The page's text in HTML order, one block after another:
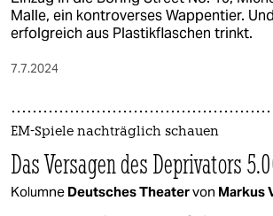
Malle, ein kontroverses Wappentier.
erfolgreich aus Plastikflaschen trinkt.
7.7.2024
EM-Spiele nachträglich schauen
Das Versagen des Deprivators
Kolumne Deutsches Theatervon Markus